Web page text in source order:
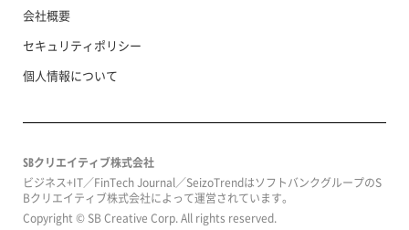
会社概要
セキュリティポリシー
個人情報について
SBクリエイティブ株式会社
ビジネス+IT／FinTech Journal／SeizoTrendはソフトバンクグループのS
Bクリエイティブ株式会社によって運営されています。
Copyright © SB Creative Corp. All rights reserved.